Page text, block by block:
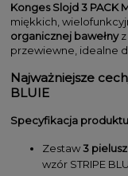
Konges Slojd 3 PACK
miękkich,
organicznej bawełnyz
przewiewne, idealne
Najważniejsze
BLUIE
Specyfikacja
Zestaw3
wzór STRIPE